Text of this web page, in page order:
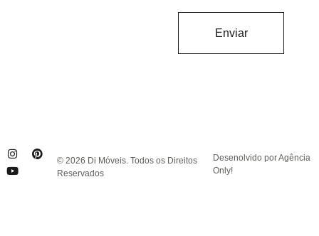
Enviar
© 2026 Di Móveis. Todos os Direitos
Reservados
Desenolvido por Agência
Only!